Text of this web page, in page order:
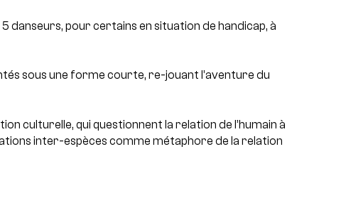
danseurs, pour certains en situation de handicap, à
sous une forme courte, re-jouant l’aventure du
culturelle, qui questionnent la relation de l’humain à
inter-espèces comme métaphore de la relation